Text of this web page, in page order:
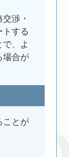
渉・
トする
、よ
場合が
ことが